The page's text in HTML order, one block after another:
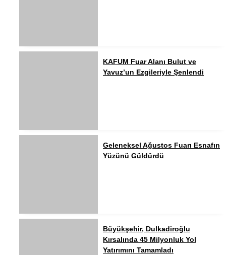
KAFUM Fuar Alanı Bulut ve
Yavuz’un Ezgileriyle Şenlendi
Geleneksel Ağustos Fuarı Esnafın
Yüzünü Güldürdü
Büyükşehir, Dulkadiroğlu
Kırsalında 45 Milyonluk Yol
Yatırımını Tamamladı